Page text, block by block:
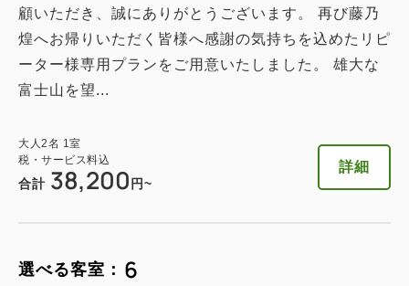
詳細 日付を選択
顧いただき、誠にありがとうございます。 再び藤乃
煌へお帰りいただく皆様へ感謝の気持ちを込めたリピ
ーター様専用プランをご用意いたしました。 雄大な
富士山を望...
大人2名 1室
税・サービス料込
合計 38,200 円~
詳細
選べる客室： 6